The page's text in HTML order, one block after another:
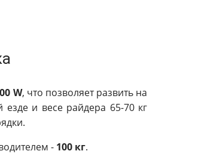
W, что позволяет развить на
и весе райдера 65-70 кг
- 100 кг.